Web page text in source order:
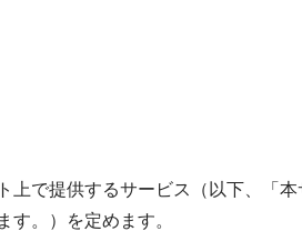
で提供するサービス（以下、「
。）を定めます。